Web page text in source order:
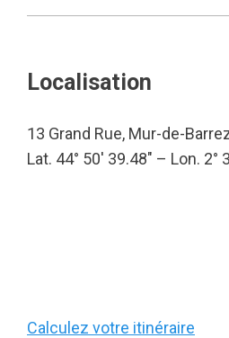
Localisation
13 Grand Rue, Mur-de-
Lat. 44° 50′ 39.48″ – Lon. 2°
Calculez votre itinéraire